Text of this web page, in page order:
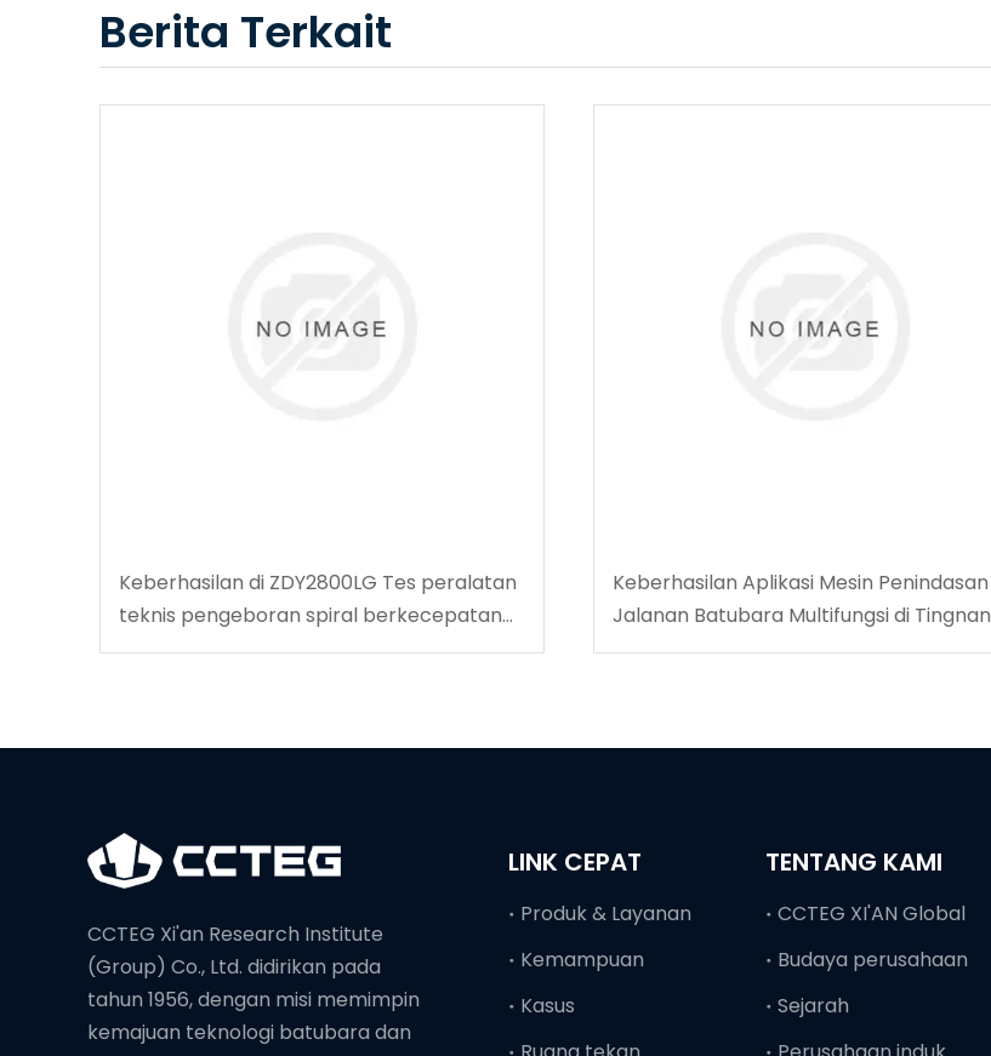
Berita Terkait
Keberhasilan di ZDY2800LG Tes peralatan
teknis pengeboran spiral berkecepatan
tinggi
Keberhasilan Aplikasi Mesin Penindasan
Jalanan Batubara Multifungsi di Tingnan
Coalmine
CCTEG Xi'an Research Institute
(Group) Co., Ltd. didirikan pada
tahun 1956, dengan misi memimpin
kemajuan teknologi batubara dan
LINK CEPAT
Produk & Layanan
Kemampuan
Kasus
TENTANG KAMI
CCTEG XI'AN Global
Budaya perusahaan
Sejarah